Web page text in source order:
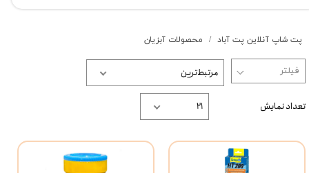
پت شاپ آنلاین پت آباد محصولات آبزیان
مرتبط‌ترین
تعداد نمایش ۲۱